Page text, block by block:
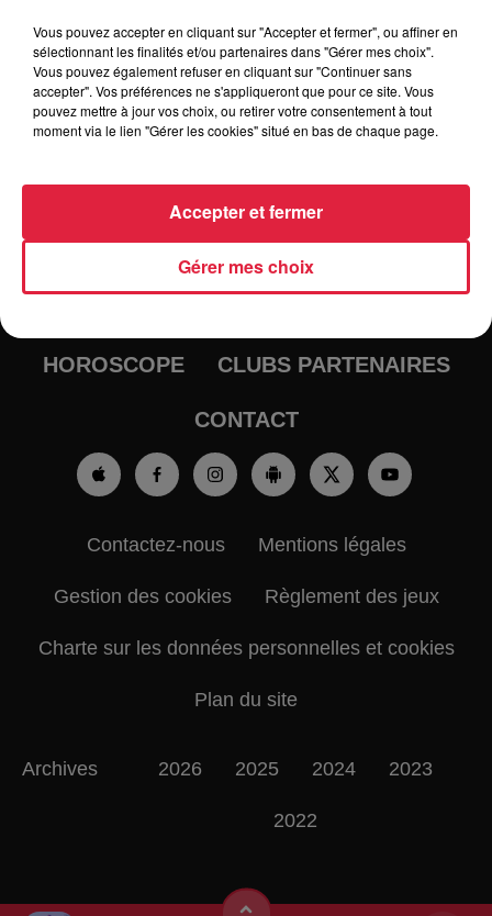
RADIO INFOS
TRAQUEURS D'EMPLOI
HOROSCOPE CLUBS PARTENAIRES
CONTACT
Contactez-nous Mentions légales
Gestion des cookies Règlement des jeux
Charte sur les données personnelles et cookies
Plan du site
Archives 2026 2025 2024 2023
2022
Vous pouvez accepter en cliquant sur "Accepter et fermer", ou affiner en
sélectionnant les finalités et/ou partenaires dans "Gérer mes choix".
Vous pouvez également refuser en cliquant sur "Continuer sans
accepter". Vos préférences ne s'appliqueront que pour ce site. Vous
pouvez mettre à jour vos choix, ou retirer votre consentement à tout
moment via le lien "Gérer les cookies" situé en bas de chaque page.
Gérer mes choix
Accepter et fermer